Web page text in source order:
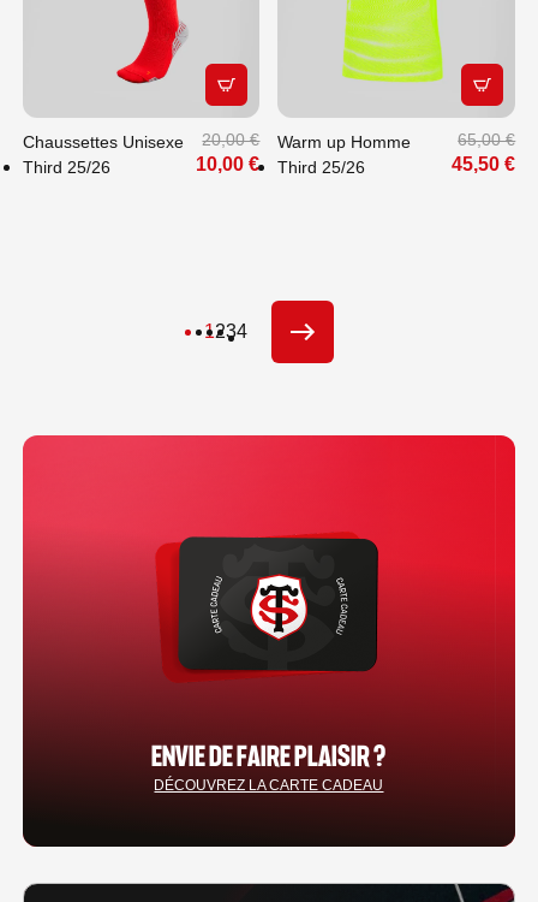
APERÇU RAPIDE
Chaussettes Unisexe
Third 25/26
20,00 €
10,00 €
Warm up Homme
Third 25/26
65,00 €
45,50 €
1234 SUIVANT
ENVIE DE FAIRE PLAISIR ?
DÉCOUVREZ LA CARTE CADEAU